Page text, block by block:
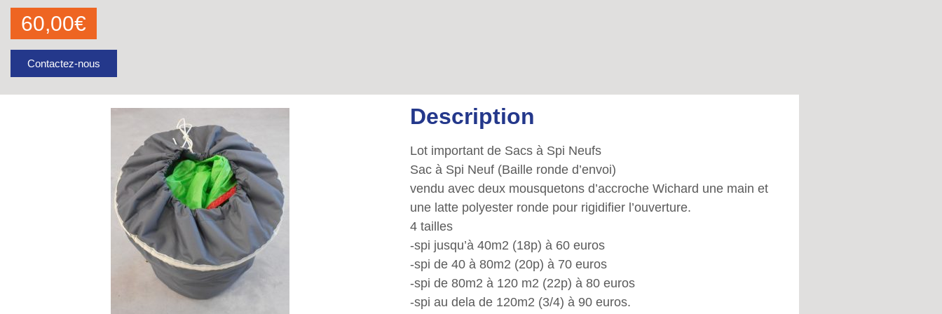
60,00€
Contactez-nous
Description
Lot important de Sacs à Spi Neufs
Sac à Spi Neuf (Baille ronde d’envoi)
vendu avec deux mousquetons d’accroche Wichard une main et
une latte polyester ronde pour rigidifier l’ouverture.
4 tailles
-spi jusqu’à 40m2 (18p) à 60 euros
-spi de 40 à 80m2 (20p) à 70 euros
-spi de 80m2 à 120 m2 (22p) à 80 euros
-spi au dela de 120m2 (3/4) à 90 euros.